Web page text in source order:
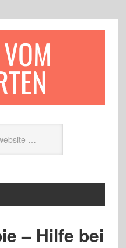
– Hilfe bei